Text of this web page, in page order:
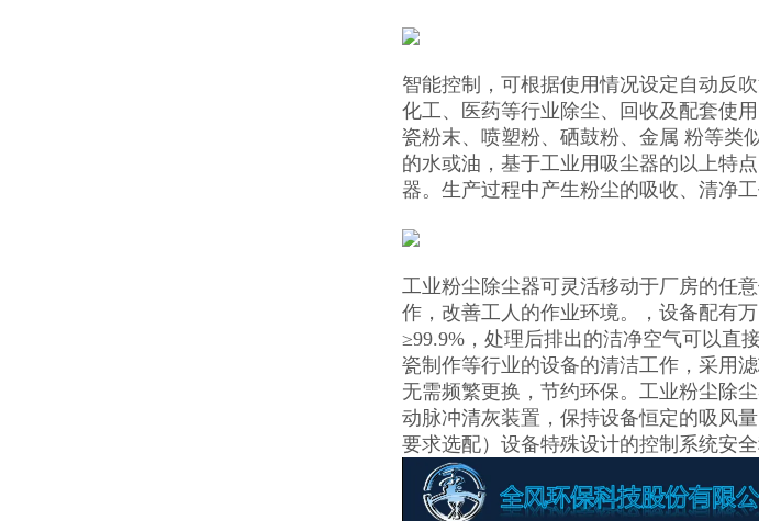
智能控制，可根据使用情况设定自动反
化工、医药等行业除尘、回收及配套使
瓷粉末、喷塑粉、硒鼓粉、金属 粉等类
的水或油，基于工业用吸尘器的以上特
器。生产过程中产生粉尘的吸收、清净
工业粉尘除尘器可灵活移动于厂房的任
作，改善工人的作业环境。，设备配有
≥99.9%，处理后排出的洁净空气可以直
瓷制作等行业的设备的清洁工作，采用
无需频繁更换，节约环保。工业粉尘除
动脉冲清灰装置，保持设备恒定的吸风
要求选配）设备特殊设计的控制系统安